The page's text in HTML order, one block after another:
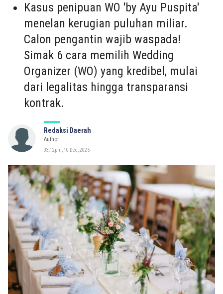
Kasus penipuan WO 'by Ayu Puspita'
menelan kerugian puluhan miliar.
Calon pengantin wajib waspada!
Simak 6 cara memilih Wedding
Organizer (WO) yang kredibel, mulai
dari legalitas hingga transparansi
kontrak.
Redaksi Daerah
Author
03:12pm, 10 Dec, 2025